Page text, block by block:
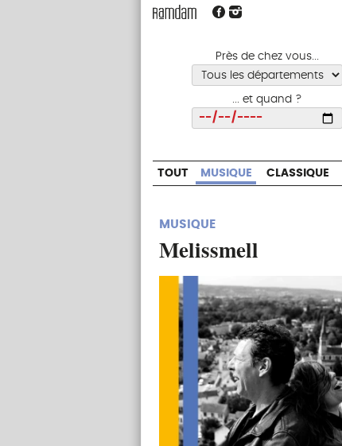
Près de chez vous...
... et quand ?
TOUT MUSIQUE CLASSIQUE
MUSIQUE
Melissmell